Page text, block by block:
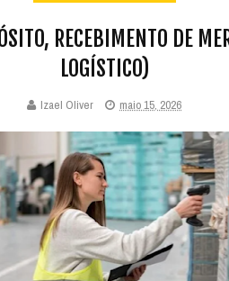
RECEBIMENTO DE
LOGÍSTICO)
Izael Oliver maio 15, 2026